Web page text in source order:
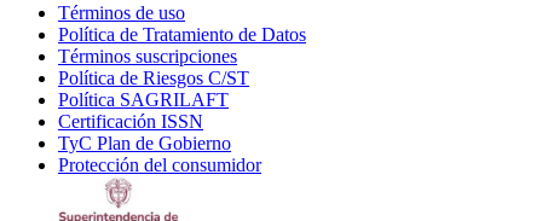
Términos de uso
in
new
window
Política de Tratamiento de Datos
Términos suscripciones
in
Política de Riesgos C/ST
Política SAGRILAFT
new
window
Certificación ISSN
in
new
TyC Plan de Gobierno
in
Protección del consumidorOpens